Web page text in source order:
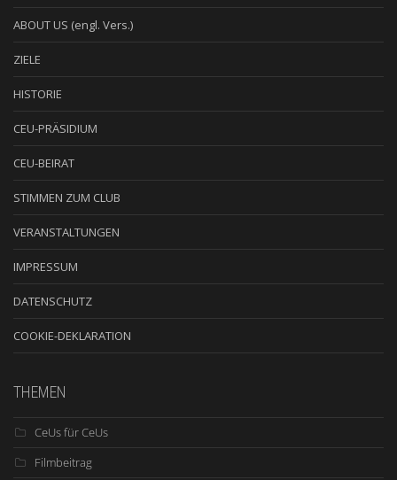
ABOUT US (engl. Vers.)
ZIELE
HISTORIE
CEU-PRÄSIDIUM
CEU-BEIRAT
STIMMEN ZUM CLUB
VERANSTALTUNGEN
IMPRESSUM
DATENSCHUTZ
COOKIE-DEKLARATION
THEMEN
CeUs für CeUs
Filmbeitrag